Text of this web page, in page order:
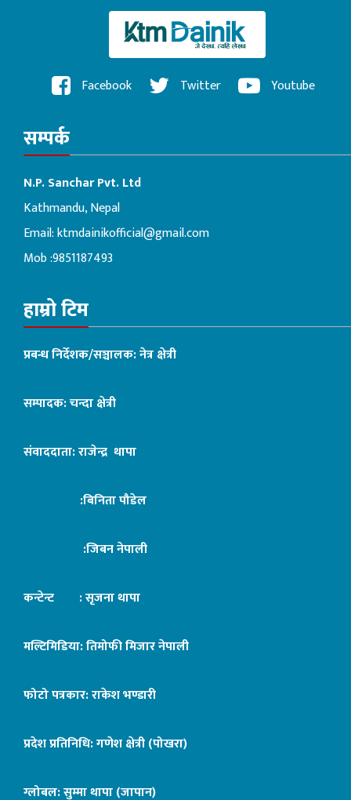
Facebook Twitter Youtube
सम्पर्क
N.P. Sanchar Pvt. Ltd
Kathmandu, Nepal
Email:ktmdainikofficial@gmail.com
Mob :9851187493
हाम्रो टिम
प्रबन्ध निर्देशक/सञ्चालक: नेत्र क्षेत्री
सम्पादक: चन्दा क्षेत्री
संवाददाता: राजेन्द्र थापा
:बिनिता पौडेल
:जिबन नेपाली
कन्टेन्ट : सृजना थापा
मल्टिमिडिया: तिमोफी मिजार नेपाली
फोटो पत्रकार: राकेश भण्डारी
प्रदेश प्रतिनिधि: गणेश क्षेत्री (पोखरा)
ग्लोबल: सुम्मा थापा (जापान)